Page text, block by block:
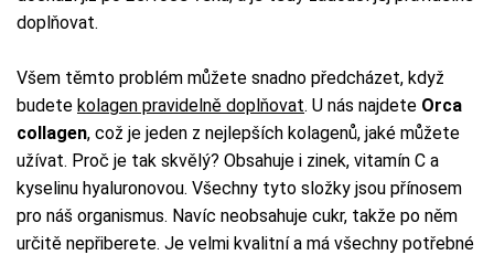
doplňovat.
Všem těmto problém můžete snadno předcházet, když
budete kolagen pravidelně doplňovat. U nás najdete Orca
collagen, což je jeden z nejlepších kolagenů, jaké můžete
užívat. Proč je tak skvělý? Obsahuje i zinek, vitamín C a
kyselinu hyaluronovou. Všechny tyto složky jsou přínosem
pro náš organismus. Navíc neobsahuje cukr, takže po něm
určitě nepřiberete. Je velmi kvalitní a má všechny potřebné